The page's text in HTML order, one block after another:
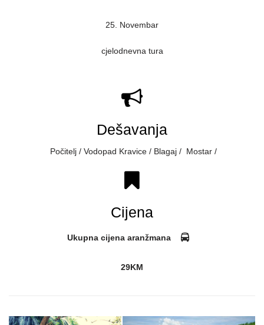
25. Novembar
cjelodnevna tura
Dešavanja
Počitelj / Vodopad Kravice / Blagaj / Mostar /
Cijena
Ukupna cijena aranžmana
29KM